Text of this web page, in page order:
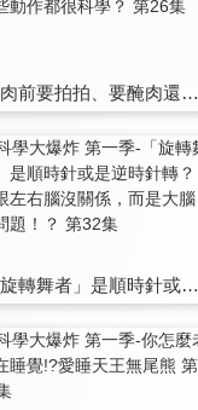
燉肉前要拍拍、要醃肉還要先煎，其實這些動作都很科學？ 第26集
「旋轉舞者」是順時針或是逆時針轉？這跟左右腦沒關係，而是大腦的問題！？ 第32集